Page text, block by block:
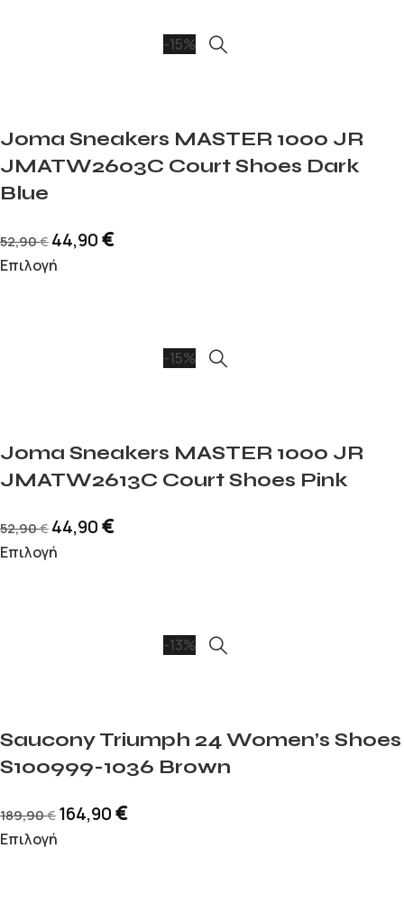
-15%
Joma Sneakers MASTER 1000 JR
JMATW2603C Court Shoes Dark
Blue
52,90€ 44,90€
Επιλογή
-15%
Joma Sneakers MASTER 1000 JR
JMATW2613C Court Shoes Pink
52,90€ 44,90€
Επιλογή
-13%
Saucony Triumph 24 Women’s Shoes
S100999-1036 Brown
189,90€ 164,90€
Επιλογή